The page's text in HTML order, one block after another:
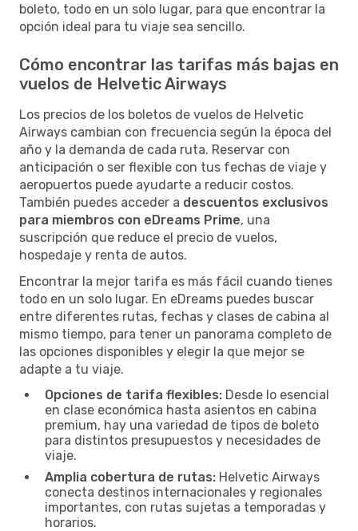
boleto, todo en un solo lugar, para que encontrar la
opción ideal para tu viaje sea sencillo.
Cómo encontrar las tarifas más bajas en
vuelos de Helvetic Airways
Los precios de los boletos de vuelos de Helvetic
Airways cambian con frecuencia según la época del
año y la demanda de cada ruta. Reservar con
anticipación o ser flexible con tus fechas de viaje y
aeropuertos puede ayudarte a reducir costos.
También puedes acceder a descuentos exclusivos
para miembros con eDreams Prime, una
suscripción que reduce el precio de vuelos,
hospedaje y renta de autos.
Encontrar la mejor tarifa es más fácil cuando tienes
todo en un solo lugar. En eDreams puedes buscar
entre diferentes rutas, fechas y clases de cabina al
mismo tiempo, para tener un panorama completo de
las opciones disponibles y elegir la que mejor se
adapte a tu viaje.
Opciones de tarifa flexibles: Desde lo esencial
en clase económica hasta asientos en cabina
premium, hay una variedad de tipos de boleto
para distintos presupuestos y necesidades de
viaje.
Amplia cobertura de rutas: Helvetic Airways
conecta destinos internacionales y regionales
importantes, con rutas sujetas a temporadas y
horarios.